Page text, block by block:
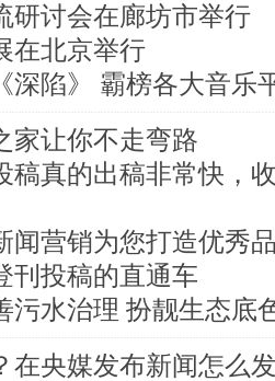
研讨会在廊坊市举行
在北京举行
深陷》 霸榜各大音乐
家让你不走弯路
稿真的出稿非常快，
闻营销为您打造优秀
刊投稿的直通车
污水治理 扮靓生态底
在央媒发布新闻怎么